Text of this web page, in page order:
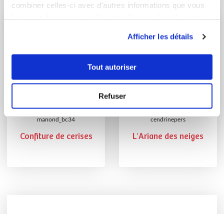
combiner celles-ci avec d'autres informations que vous
Afficher les détails
Tout autoriser
Refuser
manond_bc34
Confiture de cerises
cendrinepers
L'Ariane des neiges